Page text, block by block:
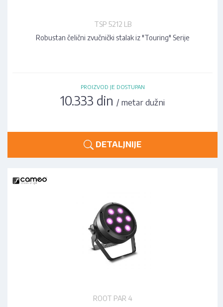
TSP 5212 LB
Robustan čelični zvučnički stalak iz "Touring" Serije
PROIZVOD JE DOSTUPAN
10.333 din / metar dužni
DETALJNIJE
ROOT PAR 4